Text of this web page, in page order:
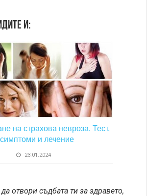
и:
на страхова невроза. Тест,
симптоми и лечение
23.01.2024
отвори съдбата ти за здравето,